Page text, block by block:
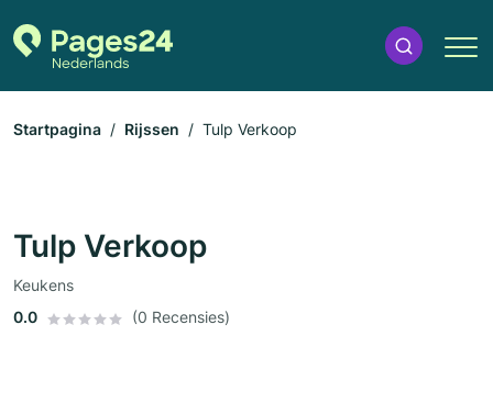
Startpagina Rijssen Tulp Verkoop
Tulp Verkoop
Keukens
0.0
(0 Recensies)